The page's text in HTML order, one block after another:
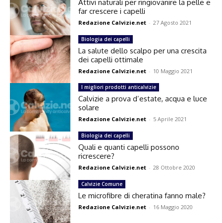
Attivi naturali per ringiovanire la pelle e
far crescere i capelli
Redazione Calvizie.net - 27 Agosto 2021
Biologia dei capelli
La salute dello scalpo per una crescita
dei capelli ottimale
Redazione Calvizie.net - 10 Maggio 2021
I migliori prodotti anticalvizie
Calvizie a prova d’estate, acqua e luce
solare
Redazione Calvizie.net - 5 Aprile 2021
Biologia dei capelli
Quali e quanti capelli possono
ricrescere?
Redazione Calvizie.net - 28 Ottobre 2020
Calvizie Comune
Le microfibre di cheratina fanno male?
Redazione Calvizie.net - 16 Maggio 2020